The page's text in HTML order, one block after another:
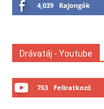
4,039 Rajongók
Drávatáj - Youtube
763 Feliratkozó